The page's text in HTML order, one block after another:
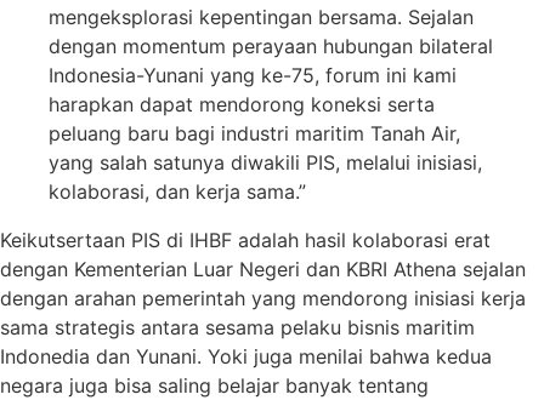
mengeksplorasi kepentingan bersama. Sejalan
dengan momentum perayaan hubungan bilateral
Indonesia-Yunani yang ke-75, forum ini kami
harapkan dapat mendorong koneksi serta
peluang baru bagi industri maritim Tanah Air,
yang salah satunya diwakili PIS, melalui inisiasi,
kolaborasi, dan kerja sama.”
Keikutsertaan PIS di IHBF adalah hasil kolaborasi erat
dengan Kementerian Luar Negeri dan KBRI Athena sejalan
dengan arahan pemerintah yang mendorong inisiasi kerja
sama strategis antara sesama pelaku bisnis maritim
Indonedia dan Yunani. Yoki juga menilai bahwa kedua
negara juga bisa saling belajar banyak tentang